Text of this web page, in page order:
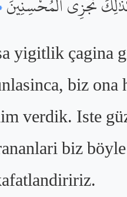
yigitlik çagina
biz ona
verdik. Iste
biz böyle